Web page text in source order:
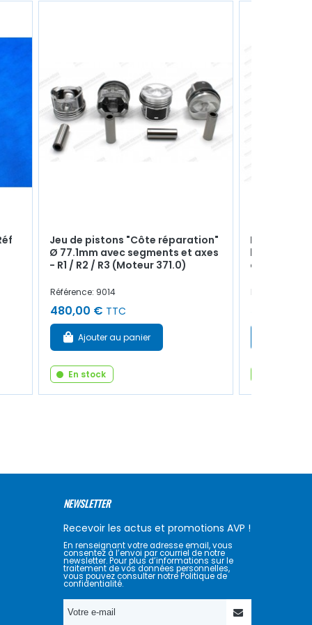
Jeu de pistons "Côte réparation"
Ø 77.1mm avec segments et axes
- R1 / R2 / R3 (Moteur 371.0)
Référence: 9014
480,00 € TTC
Ajouter au panier
En stock
Fourchette
butée à
ou
Référence:
NEWSLETTER
Recevoir les actus et promotions AVP !
En renseignant votre adresse email, vous
consentez à l’envoi par courriel de notre
newsletter. Pour plus d’informations sur le
traitement de vos données personnelles,
vous pouvez consulter notre Politique de
confidentialité.